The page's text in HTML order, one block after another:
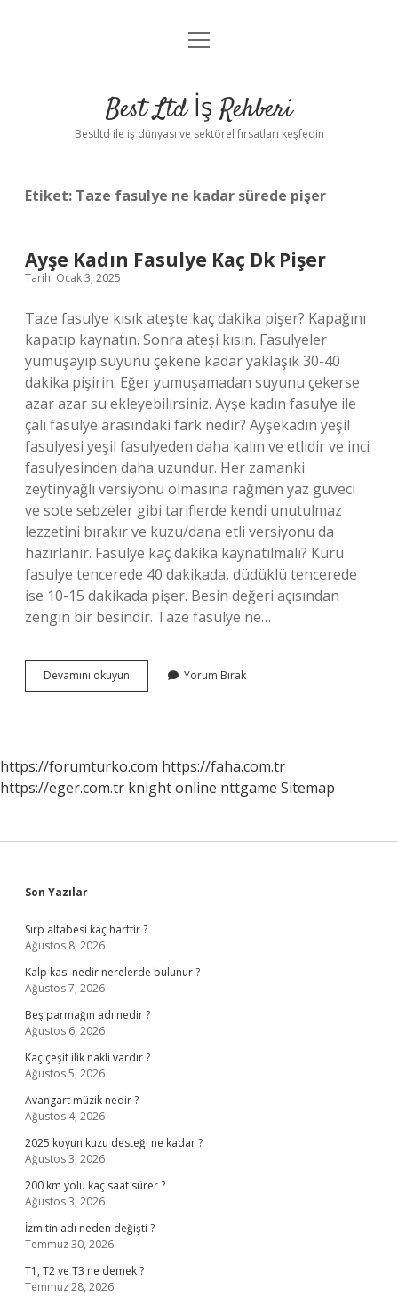
Anasayfa
Yasal Uyarı
menüyü
Best Ltd İş Rehberi
Bestltd ile iş dünyası ve sektörel fırsatları keşfedin
Etiket: Taze fasulye ne kadar sürede pişer
Ayşe Kadın Fasulye Kaç Dk Pişer
Tarih: Ocak 3, 2025
Taze fasulye kısık ateşte kaç dakika pişer? Kapağını
kapatıp kaynatın. Sonra ateşi kısın. Fasulyeler
yumuşayıp suyunu çekene kadar yaklaşık 30-40
dakika pişirin. Eğer yumuşamadan suyunu çekerse
azar azar su ekleyebilirsiniz. Ayşe kadın fasulye ile
çalı fasulye arasındaki fark nedir? Ayşekadın yeşil
fasulyesi yeşil fasulyeden daha kalın ve etlidir ve inci
fasulyesinden daha uzundur. Her zamanki
zeytinyağlı versiyonu olmasına rağmen yaz güveci
ve sote sebzeler gibi tariflerde kendi unutulmaz
lezzetini bırakır ve kuzu/dana etli versiyonu da
hazırlanır. Fasulye kaç dakika kaynatılmalı? Kuru
fasulye tencerede 40 dakikada, düdüklü tencerede
ise 10-15 dakikada pişer. Besin değeri açısından
zengin bir besindir. Taze fasulye ne…
Devamını okuyun
Kadın
Yorum Bırak
https://forumturko.com https://faha.com.tr
https://eger.com.tr knight online nttgame Sitemap
Sidebar
Son Yazılar
Sırp alfabesi kaç harftir ?
Ağustos 8, 2026
Kalp kası nedir nerelerde bulunur ?
Ağustos 7, 2026
Beş parmağın adı nedir ?
Ağustos 6, 2026
Kaç çeşit ilik nakli vardır ?
Ağustos 5, 2026
Avangart müzik nedir ?
Ağustos 4, 2026
2025 koyun kuzu desteği ne kadar ?
Ağustos 3, 2026
200 km yolu kaç saat sürer ?
Ağustos 3, 2026
İzmitin adı neden değişti ?
Temmuz 30, 2026
T1, T2 ve T3 ne demek ?
Temmuz 28, 2026